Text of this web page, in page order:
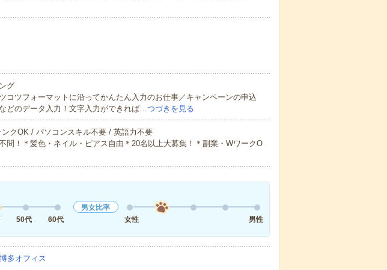
グ
コツフォーマットに沿ってかんたん入力のお仕事／キャンペーンの申込
どのデータ入力！文字入力ができれば…つづきを見る
クOK / パソコンスキル不要 / 英語力不要
問！＊髪色・ネイル・ピアス自由＊20名以上大募集！＊副業・WワークO
50代 60代
男女比率
女性
男性
多オフィス